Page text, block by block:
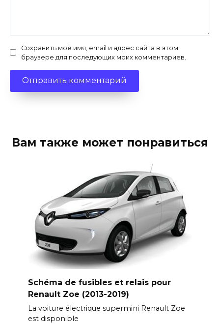
Сохранить моё имя, email и адрес сайта в этом
браузере для последующих моих комментариев.
Вам также может понравиться
Schéma de fusibles et relais pour
Renault Zoe (2013-2019)
La voiture électrique supermini Renault Zoe
est disponible